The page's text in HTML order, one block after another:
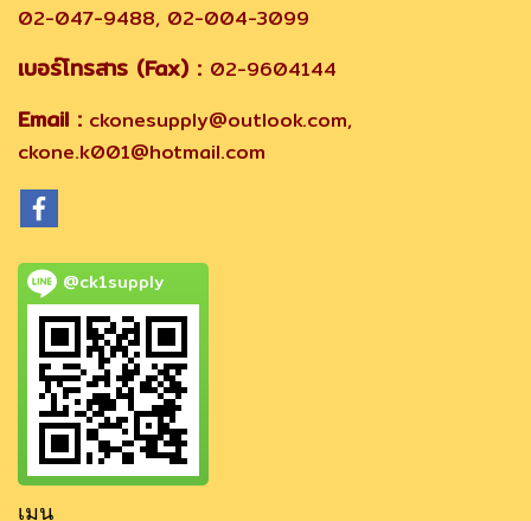
02-047-9488, 02-004-3099
เบอร์โทรสาร (Fax) : 02-9604144
Email : ckonesupply@outlook.com,
ckone.k001@hotmail.com
@ck1supply
เมนู